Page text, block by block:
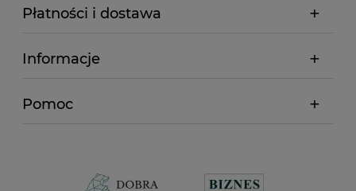
Płatności i dostawa
Informacje
Pomoc